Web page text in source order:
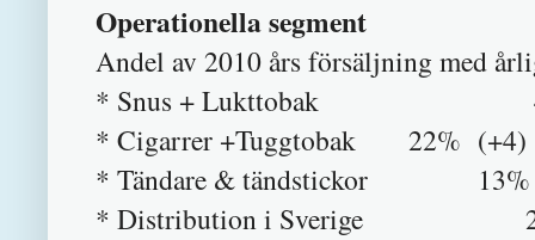
Operationella segment
Andel av 2010 års försäljning med
* Snus + Lukttobak 40%
* Cigarrer +Tuggtobak 22% (+4)
* Tändare & tändstickor
* Distribution i Sverige